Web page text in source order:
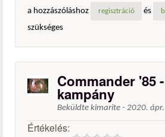
a hozzászóláshoz
regisztráció és
szükséges
Commander '85
kampány
Beküldte kimarite - 2020.
Értékelés: